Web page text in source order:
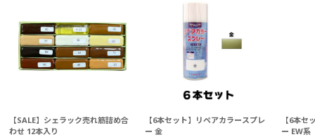
【SALE】シェラック売れ筋詰め合
わせ 12本入り
【6本セット】リペアカラースプレ
ー 金
【6本セ
ー EW系